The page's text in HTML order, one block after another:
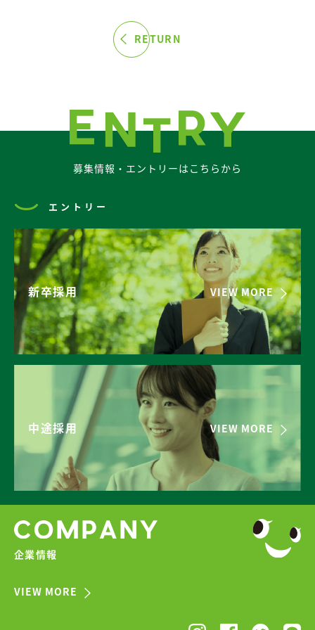
RETURN
募集情報・エントリーはこちらから
エントリー
新卒採用 VIEW MORE
中途採用 VIEW MORE
企業情報
VIEW MORE